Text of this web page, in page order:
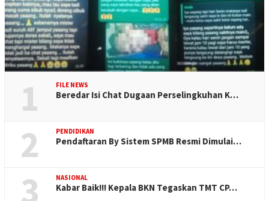
1 FILE NEWS
Beredar Isi Chat Dugaan Perselingkuhan K…
2 PENDIDIKAN
Pendaftaran By Sistem SPMB Resmi Dimulai…
3 NASIONAL
Kabar Baik!!! Kepala BKN Tegaskan TMT CP…